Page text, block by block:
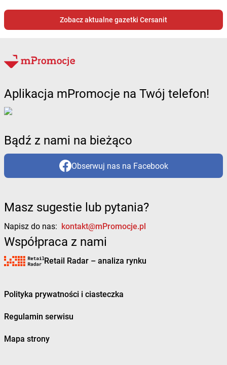
Zobacz aktualne gazetki Cersanit
Aplikacja mPromocje na Twój telefon!
Bądź z nami na bieżąco
Obserwuj nas na Facebook
Masz sugestie lub pytania?
Napisz do nas: kontakt@mPromocje.pl
Współpraca z nami
Retail Radar – analiza rynku
Polityka prywatności i ciasteczka
Regulamin serwisu
Mapa strony